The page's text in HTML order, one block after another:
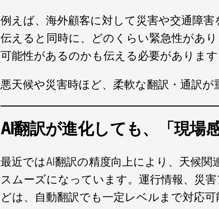
例えば、海外顧客に対して災害や交通障害
伝えると同時に、どのくらい緊急性があ
可能性があるのかも伝える必要があります
悪天候や災害時ほど、柔軟な翻訳・通訳が
AI翻訳が進化しても、「現場
最近ではAI翻訳の精度向上により、天候関
スムーズになっています。運行情報、災
どは、自動翻訳でも一定レベルまで対応可